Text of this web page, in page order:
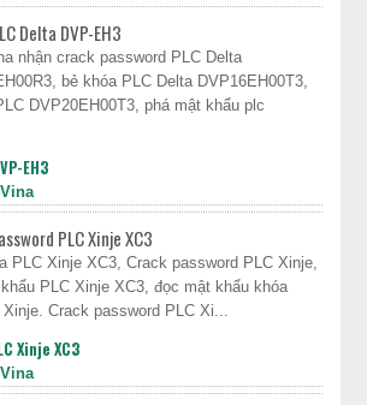
Delta DVP-EH3
nhận crack password PLC Delta
bẻ khóa PLC Delta DVP16EH00T3,
DVP20EH00T3, phá mật khẩu plc
EH3
PLC Xinje XC3
PLC Xinje XC3, Crack password PLC Xinje,
PLC Xinje XC3, đọc mật khẩu khóa
Crack password PLC Xi...
Xinje XC3